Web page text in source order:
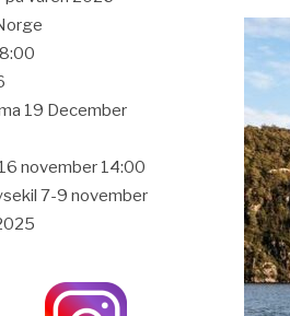
19 December
november 14:00
7-9 november